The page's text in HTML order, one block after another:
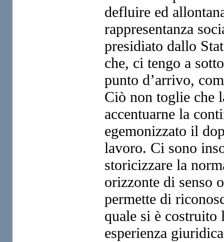
defluire ed
rappresentanza
presidiato dallo
che, ci tengo a
punto d’arrivo,
Ciò non toglie che
accentuarne la
egemonizzato il
lavoro. Ci sono
storicizzare la
orizzonte di senso
permette di
quale si è
esperienza